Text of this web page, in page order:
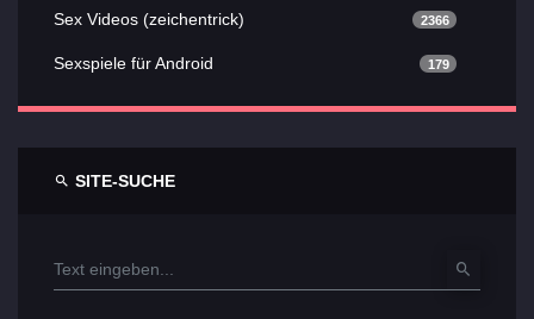
Sex Videos (zeichentrick) 2366
Sexspiele für Android 179
SITE-SUCHE